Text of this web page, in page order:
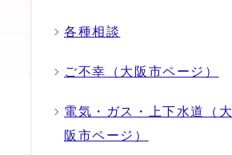
各種相談
ご不幸（大阪市ページ）
電気・ガス・上下水道（大
阪市ページ）